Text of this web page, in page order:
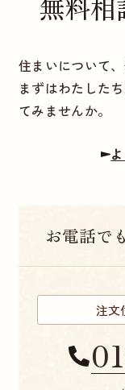
無料
住まいについて
まずはわたした
てみませんか。
お電話で
注文